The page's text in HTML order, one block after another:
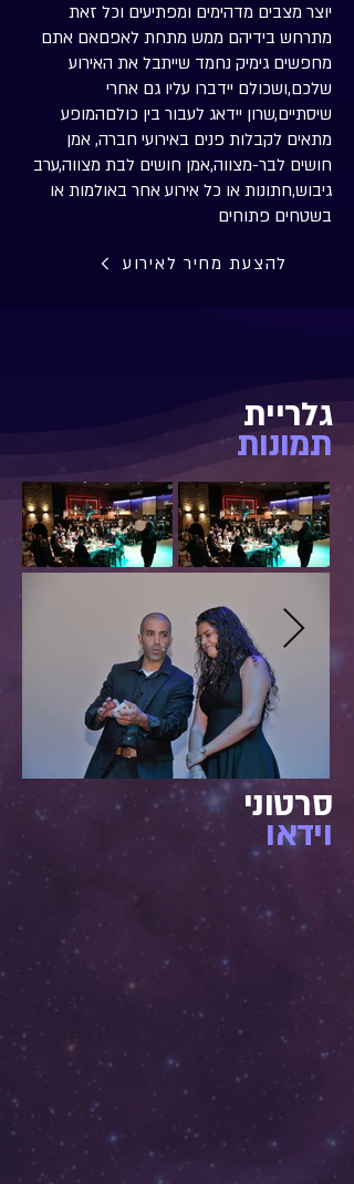
יוצר מצבים מדהימים ומפתיעים וכל זאת
מתרחש בידיהם ממש מתחת לאפםאם אתם
מחפשים גימיק נחמד שייתבל את האירוע
שלכם,ושכולם יידברו עליו גם אחרי
שיסתיים,שרון יידאג לעבור בין כולםהמופע
מתאים לקבלות פנים באירועי חברה, אמן
חושים לבר-מצווה,אמן חושים לבת מצווה,ערב
גיבוש,חתונות או כל אירוע אחר באולמות או
בשטחים פתוחים
להצעת מחיר לאירוע
גלריית
תמונות
סרטוני
וידאו